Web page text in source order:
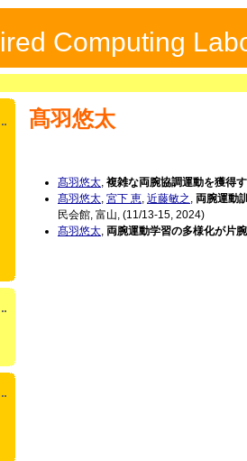
Computing
髙羽悠太
髙羽悠太, 複雑な両腕協調運動を獲得
髙羽悠太, 宮下 恵, 近藤敏之 , 両腕運動
民会館, 富山, (11/13-15, 2024)
髙羽悠太, 両腕運動学習の多様化が片